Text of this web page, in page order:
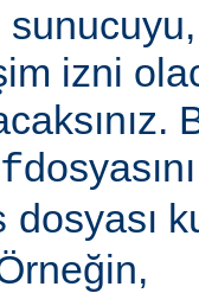
izni
dosyası